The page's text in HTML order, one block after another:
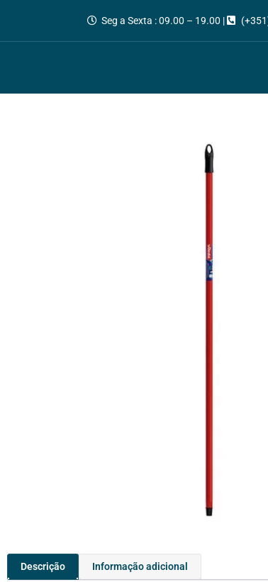
Seg a Sexta : 09.00 – 19.00 |
Descrição Informação adicional